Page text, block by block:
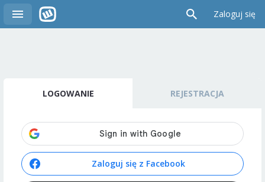
Zaloguj się
LOGOWANIE REJESTRACJA
Zaloguj się z Facebook